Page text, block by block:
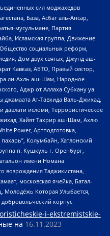
сил моджахедов
База, Асбат аль-Ансар,
мусульмане, Партия
Исламская группа, Движение
социальных реформ,
Дом двух святых, Джунд аш-
Кавказ, АБТО, Правый сектор,
ли-Ахль аш-Шам, Народное
Аджр от Аллаха Субхану уа
Ат-Тавхида Валь-Джихад,
исломи, Террористическое
Хайят Тахрир аш-Шам, Ахлю
Power, Артподготовка,
Колумбайн, Хатлонский
п. Кушкуль г. Оренбург,
имени Номана
возрождения Таджикистана,
московская ячейка, Батал-
Молодёжь Которая Улыбается,
корпус
i-ekstremistskie-
на 16.11.2023